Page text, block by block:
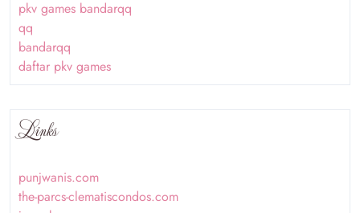
pkv games bandarqq
qq
bandarqq
daftar pkv games
Links
punjwanis.com
the-parcs-clematiscondos.com